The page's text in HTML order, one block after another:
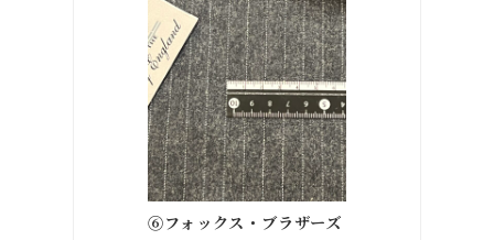
⑥フォックス・ブラザーズ